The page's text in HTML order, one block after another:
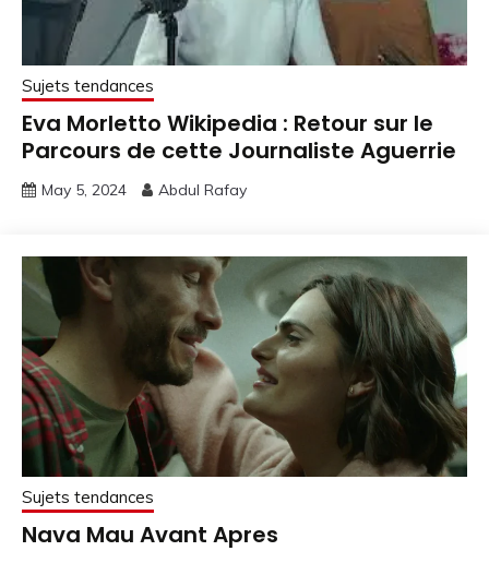
Sujets tendances
Eva Morletto Wikipedia : Retour sur le
Parcours de cette Journaliste Aguerrie
May 5, 2024 Abdul Rafay
Sujets tendances
Nava Mau Avant Apres